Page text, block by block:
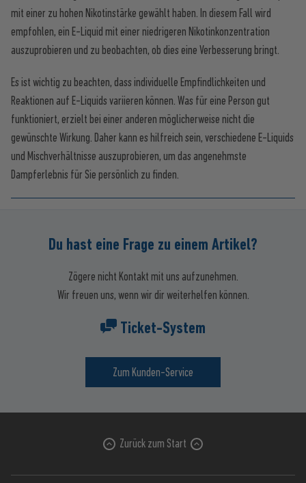
mit einer zu hohen Nikotinstärke gewählt haben. In diesem Fall wird
empfohlen, ein E-Liquid mit einer niedrigeren Nikotinkonzentration
auszuprobieren und zu beobachten, ob dies eine Verbesserung bringt.
Es ist wichtig zu beachten, dass individuelle Empfindlichkeiten und
Reaktionen auf E-Liquids variieren können. Was für eine Person gut
funktioniert, erzielt bei einer anderen möglicherweise nicht die
gewünschte Wirkung. Daher kann es hilfreich sein, verschiedene E-Liquids
und Mischverhältnisse auszuprobieren, um das angenehmste
Dampferlebnis für Sie persönlich zu finden.
Du hast eine Frage zu einem Artikel?
Zögere nicht Kontakt mit uns aufzunehmen.
Wir freuen uns, wenn wir dir weiterhelfen können.
Ticket-System
Zum Kunden-Service
Zurück zum Start